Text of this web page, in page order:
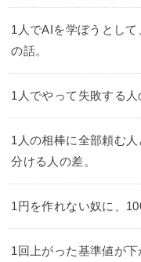
1人でAIを学ぼうとして
の話。
1人でやって失敗する人
1人の相棒に全部頼む
分ける人の差。
1円を作れない奴に、
1回上がった基準値が下